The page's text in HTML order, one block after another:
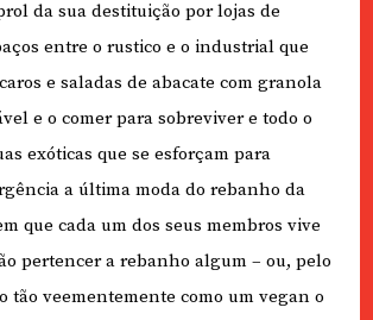
da sua destituição por lojas de
entre o rustico e o industrial que
e saladas de abacate com granola
e o comer para sobreviver e todo o
exóticas que se esforçam para
a última moda do rebanho da
que cada um dos seus membros vive
pertencer a rebanho algum – ou, pelo
tão veementemente como um vegan o